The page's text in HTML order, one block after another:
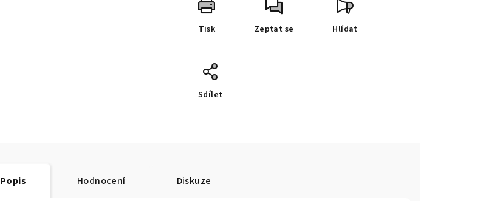
Tisk Zeptat se Hlídat
Sdílet
Popis Hodnocení Diskuze